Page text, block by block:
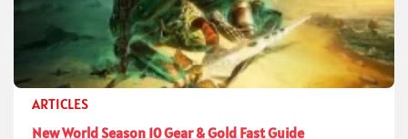
ARTICLES
New World Season 10 Gear & Gold Fast Guide